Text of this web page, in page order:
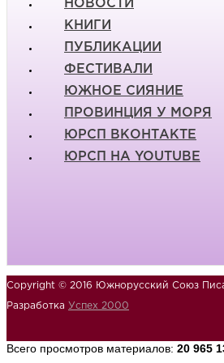
НОВОСТИ
КНИГИ
ПУБЛИКАЦИИ
ФЕСТИВАЛИ
ЮЖНОЕ СИЯНИЕ
ПРОВИНЦИЯ У МОРЯ
ЮРСП ВКОНТАКТЕ
ЮРСП НА YOUTUBE
Copyright © 2016 Южнорусский Союз
Разработка Успех 2000
Всего просмотров материалов: 20 965